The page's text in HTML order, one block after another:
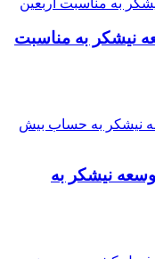
نیشکر به مناسبت
سود سهام سال مالی ۱۴۰۴ توسعه نیشکر به